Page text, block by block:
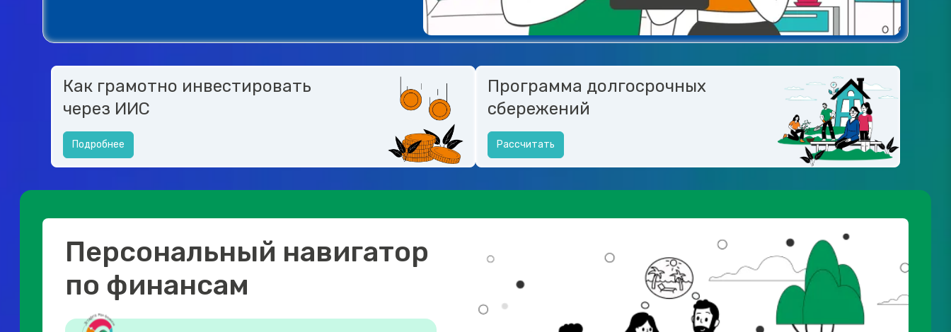
Как грамотно инвестировать
через ИИС
Подробнее
Программа долгосрочных
сбережений
Рассчитать
Персональный навигатор
по финансам